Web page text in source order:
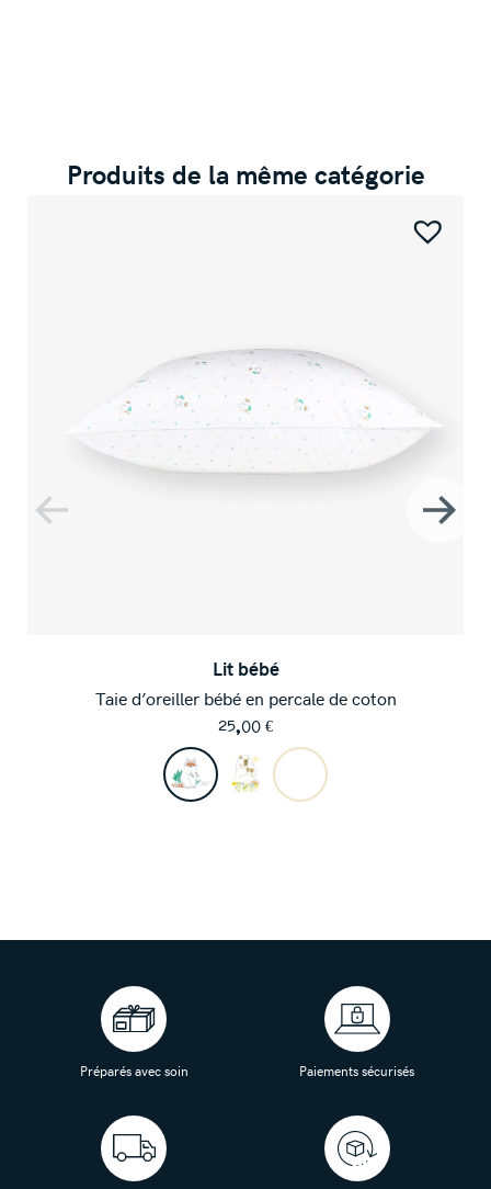
Produits de la même catégorie
Lit bébé
Taie d’oreiller bébé en percale de coton
25,00 €
Préparés avec soin Paiements sécurisés